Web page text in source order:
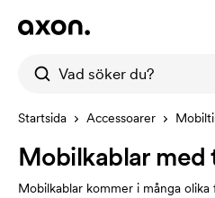
Startsida Accessoarer
Mobilkablar med
Mobilkablar kommer i många